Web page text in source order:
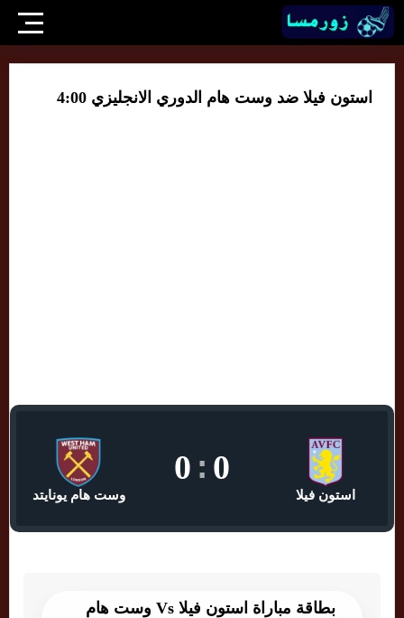
استون فيلا ضد وست هام الدوري الانجليزي 4:00
استون فيلا
0
:
0
وست هام يونايتد
بطاقة مباراة استون فيلا Vs وست هام